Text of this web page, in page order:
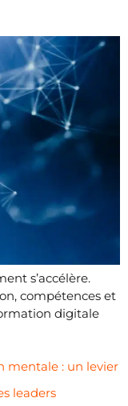
s’accélère.
compétences et
digitale
mentale : un levier
leaders